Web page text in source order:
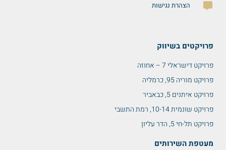
הצהרת נגישות
פרויקטים בשיווק
פרויקט דישראלי 7 – אחוזה
פרויקט מוריה 95, כרמליה
פרויקט איתנים 5, כבאביר
פרויקט שונמית 10-14, רמת התשבי
פרויקט תל-חי 5, הדר עליון
מעטפת השירותים